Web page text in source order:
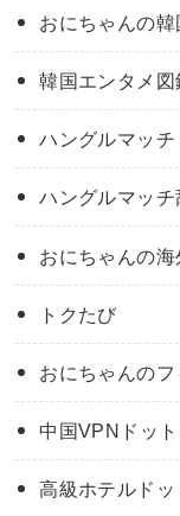
おにちゃんの韓
韓国エンタメ図
ハングルマッチ
ハングルマッチ
おにちゃんの
トクたび
おにちゃんの
中国VPNドット
高級ホテルドッ